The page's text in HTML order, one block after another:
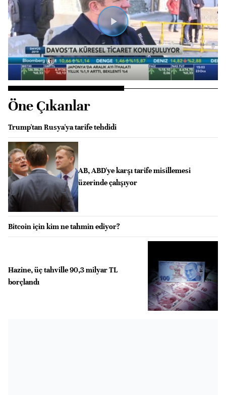
Videoyu
Oynat
Öne Çıkanlar
Trump'tan Rusya'ya tarife tehdidi
AB, ABD'ye karşı tarife misillemesi
üzerinde çalışıyor
Bitcoin için kim ne tahmin ediyor?
Hazine, üç tahville 90,3 milyar TL
borçlandı